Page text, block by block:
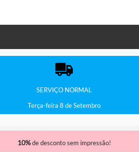
SERVIÇO NORMAL
Terça-feira 8 de Setembro
10%de desconto sem impressão!